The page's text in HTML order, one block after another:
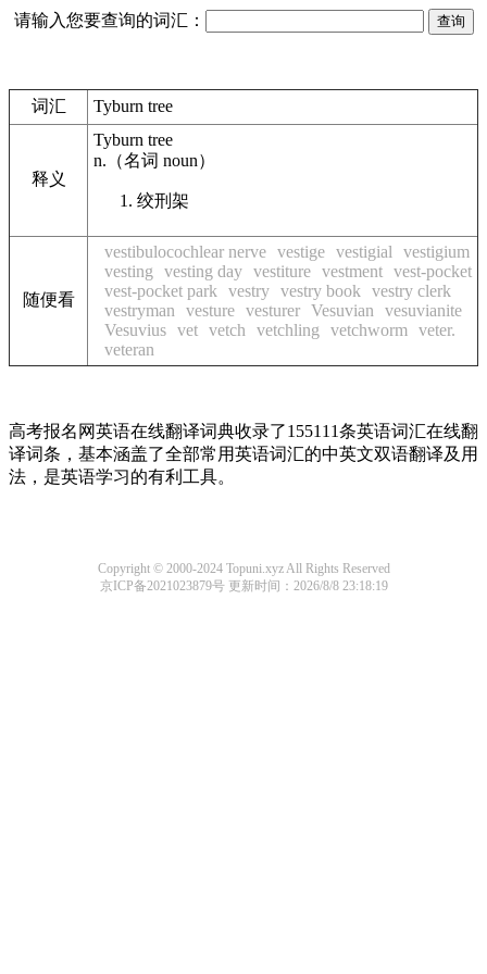
请输入您要查询的词汇：
词汇 Tyburn tree
释义
Tyburn tree
n. （名词 noun）
绞刑架
随便看
vestibulocochlear nerve vestige vestigial
vestigium
vesting
vesting day vestiture vestment vest-pocket
vest-pocket park
vestry vestry book
vestry clerk
vestryman
vesture vesturer Vesuvian
vesuvianite
Vesuvius vet vetch vetchling vetchworm
veter.
veteran
高考报名网英语在线翻译词典收录了155111条英语词汇在线翻
译词条，基本涵盖了全部常用英语词汇的中英文双语翻译及用
法，是英语学习的有利工具。
Copyright © 2000-2024 Topuni.xyz All Rights Reserved
京ICP备2021023879号更新时间：2026/8/8 23:18:19